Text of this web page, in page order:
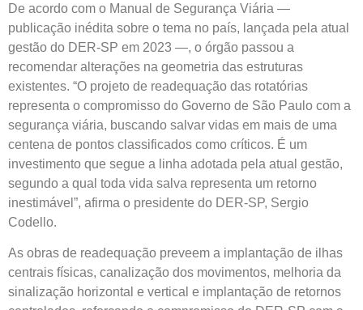
De acordo com o Manual de Segurança Viária —
publicação inédita sobre o tema no país, lançada pela atual
gestão do DER-SP em 2023 —, o órgão passou a
recomendar alterações na geometria das estruturas
existentes. “O projeto de readequação das rotatórias
representa o compromisso do Governo de São Paulo com a
segurança viária, buscando salvar vidas em mais de uma
centena de pontos classificados como críticos. É um
investimento que segue a linha adotada pela atual gestão,
segundo a qual toda vida salva representa um retorno
inestimável”, afirma o presidente do DER-SP, Sergio
Codello.
As obras de readequação preveem a implantação de ilhas
centrais físicas, canalização dos movimentos, melhoria da
sinalização horizontal e vertical e implantação de retornos